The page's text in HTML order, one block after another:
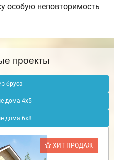
особую неповторимость
проекты
бруса
дома 4х5
дома 6х8
ХИТ ПРОДАЖ